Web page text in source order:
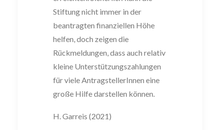
Stiftung nicht immer in der
beantragten finanziellen Höhe
helfen, doch zeigen die
Rückmeldungen, dass auch relativ
kleine Unterstützungszahlungen
für viele AntragstellerInnen eine
große Hilfe darstellen können.
H. Garreis (2021)